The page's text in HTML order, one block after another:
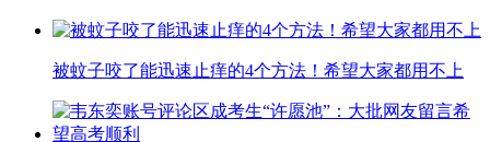
被蚊子咬了能迅速止痒的4个方法！希望大家都用不上